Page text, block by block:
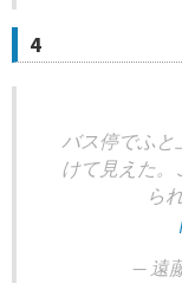
4
バス停でふと
けて見えた。
ら
— 遠